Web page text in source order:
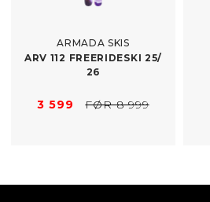
ARMADA SKIS
ARV 112 FREERIDESKI 25/​
26
3 599 FØR 8 999